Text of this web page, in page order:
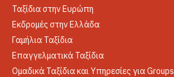
Ταξίδια στην Ευρώπη
Εκδρομές στην Ελλάδα
Γαμήλια Ταξίδια
Επαγγελματικά Ταξίδια
Ομαδικά Ταξίδια και Υπηρεσίες για Groups